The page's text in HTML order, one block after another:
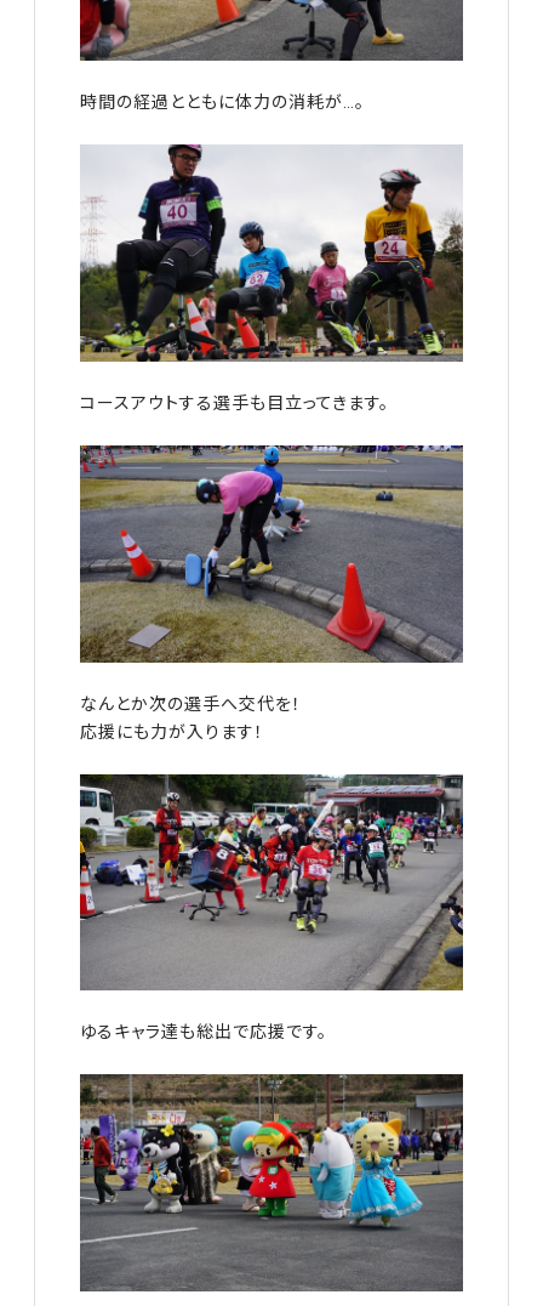
時間の経過とともに体力の消耗が…。
コースアウトする選手も目立ってきます。
なんとか次の選手へ交代を！
応援にも力が入ります！
ゆるキャラ達も総出で応援です。